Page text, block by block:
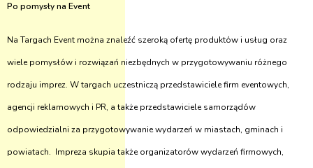
Po pomysły na Event
Na Targach Event można znaleźć szeroką ofertę produktów i usług oraz
wiele pomysłów i rozwiązań niezbędnych w przygotowywaniu różnego
rodzaju imprez. W targach uczestniczą przedstawiciele firm eventowych,
agencji reklamowych i PR, a także przedstawiciele samorządów
odpowiedzialni za przygotowywanie wydarzeń w miastach, gminach i
powiatach. Impreza skupia także organizatorów wydarzeń firmowych,